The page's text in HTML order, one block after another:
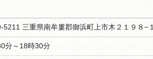
5211 三重県南牟婁郡御浜町上市木２１９８−１
分～18時30分